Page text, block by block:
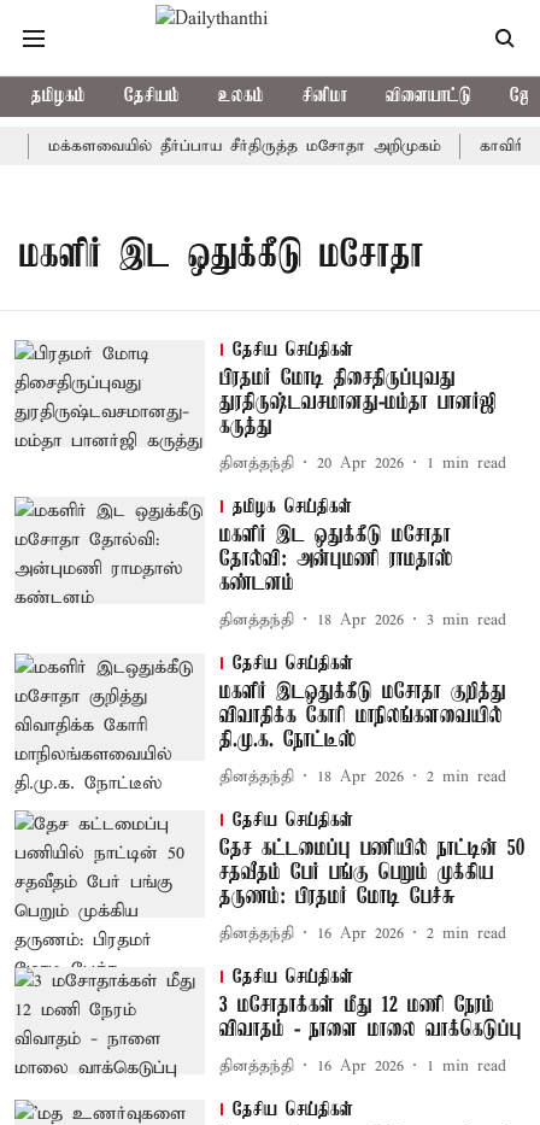
தமிழகம் தேசியம் உலகம் சினிமா விளையாட்டு
மக்களவையில் தீர்ப்பாய சீர்திருத்த மசோதா அறிமுகம் காவிரி
மகளிர் இட ஒதுக்கீடு மசோதா
தேசிய செய்திகள்
பிரதமர் மோடி திசைதிருப்புவது
துரதிருஷ்டவசமானது-மம்தா பானர்ஜி
கருத்து
தினத்தந்தி 20 Apr 2026 1 min read
தமிழக செய்திகள்
மகளிர் இட ஒதுக்கீடு மசோதா
தோல்வி: அன்புமணி ராமதாஸ்
கண்டனம்
தினத்தந்தி 18 Apr 2026 3 min read
தேசிய செய்திகள்
மகளிர் இடஒதுக்கீடு மசோதா குறித்து
விவாதிக்க கோரி மாநிலங்களவையில்
தி.மு.க. நோட்டீஸ்
தினத்தந்தி 18 Apr 2026 2 min read
தேசிய செய்திகள்
தேச கட்டமைப்பு பணியில் நாட்டின் 50
சதவீதம் பேர் பங்கு பெறும் முக்கிய
தருணம்: பிரதமர் மோடி பேச்சு
தினத்தந்தி 16 Apr 2026 2 min read
தேசிய செய்திகள்
3 மசோதாக்கள் மீது 12 மணி நேரம்
விவாதம் - நாளை மாலை வாக்கெடுப்பு
தினத்தந்தி 16 Apr 2026 1 min read
தேசிய செய்திகள்